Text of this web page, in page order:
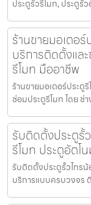
ประตูรั้วรีโมท, ประตู
ร้านขายมอเตอ
บริการติดตั้งแล
รีโมท มืออาชีพ
ร้านขายมอเตอร์ประตู
ซ่อมประตูรีโมท โดย
รับติดตั้งประตูรั้
รีโมท ประตูอัตโ
รับติดตั้งประตูรั้วไทรน้
บริการแบบครบวงจร